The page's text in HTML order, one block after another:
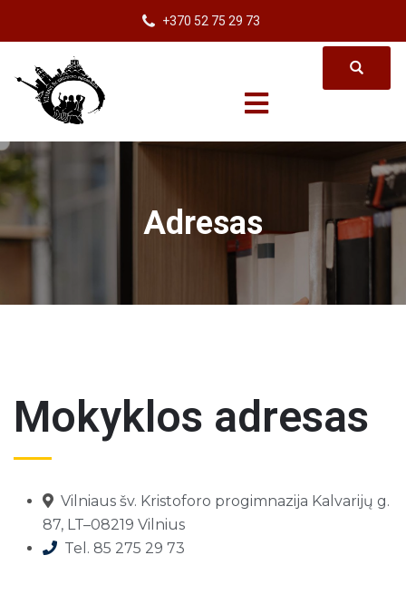
+370 52 75 29 73
Adresas
Mokyklos adresas
Vilniaus šv. Kristoforo progimnazija Kalvarijų g.
87, LT–08219 Vilnius
Tel. 85 275 29 73